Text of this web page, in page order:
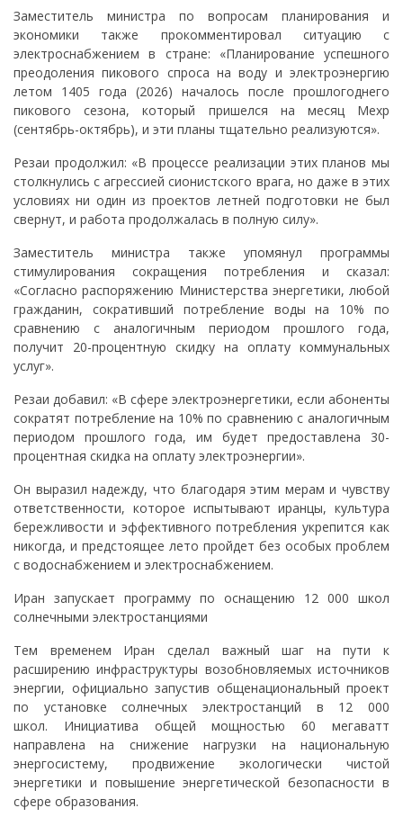
Заместитель министра по вопросам планирования и
экономики также прокомментировал ситуацию с
электроснабжением в стране: «Планирование успешного
преодоления пикового спроса на воду и электроэнергию
летом 1405 года (2026) началось после прошлогоднего
пикового сезона, который пришелся на месяц Мехр
(сентябрь-октябрь), и эти планы тщательно реализуются».
Резаи продолжил: «В процессе реализации этих планов мы
столкнулись с агрессией сионистского врага, но даже в этих
условиях ни один из проектов летней подготовки не был
свернут, и работа продолжалась в полную силу».
Заместитель министра также упомянул программы
стимулирования сокращения потребления и сказал:
«Согласно распоряжению Министерства энергетики, любой
гражданин, сокративший потребление воды на 10% по
сравнению с аналогичным периодом прошлого года,
получит 20-процентную скидку на оплату коммунальных
услуг».
Резаи добавил: «В сфере электроэнергетики, если абоненты
сократят потребление на 10% по сравнению с аналогичным
периодом прошлого года, им будет предоставлена 30-
процентная скидка на оплату электроэнергии».
Он выразил надежду, что благодаря этим мерам и чувству
ответственности, которое испытывают иранцы, культура
бережливости и эффективного потребления укрепится как
никогда, и предстоящее лето пройдет без особых проблем
с водоснабжением и электроснабжением.
Иран запускает программу по оснащению 12 000 школ
солнечными электростанциями
Тем временем Иран сделал важный шаг на пути к
расширению инфраструктуры возобновляемых источников
энергии, официально запустив общенациональный проект
по установке солнечных электростанций в 12 000
школ. Инициатива общей мощностью 60 мегаватт
направлена на снижение нагрузки на национальную
энергосистему, продвижение экологически чистой
энергетики и повышение энергетической безопасности в
сфере образования.